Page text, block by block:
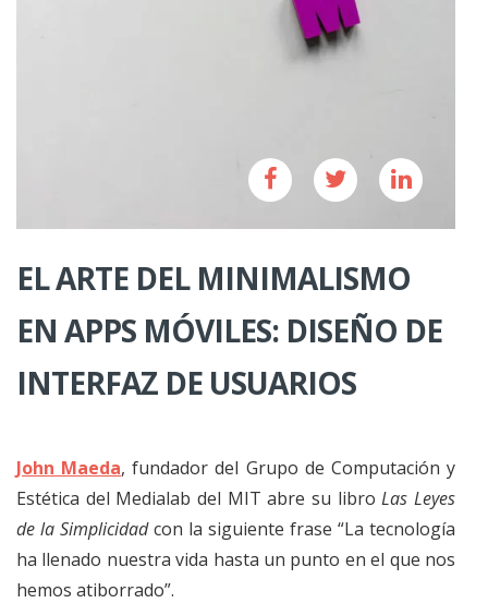
EL ARTE DEL MINIMALISMO
EN APPS MÓVILES: DISEÑO DE
INTERFAZ DE USUARIOS
John Maeda, fundador del Grupo de Computación y
Estética del Medialab del MIT abre su libroLas Leyes
de la Simplicidadcon la siguiente frase “La tecnología
ha llenado nuestra vida hasta un punto en el que nos
hemos atiborrado”.